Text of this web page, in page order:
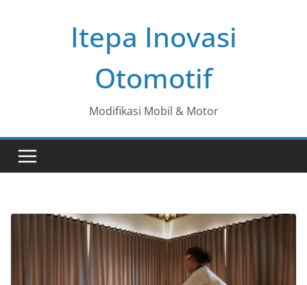
Itepa Inovasi
Otomotif
Modifikasi Mobil & Motor